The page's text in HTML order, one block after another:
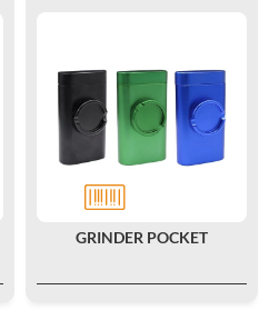
GRINDER POCKET